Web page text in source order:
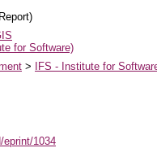
for Software)
> IFS - Institute for
1034